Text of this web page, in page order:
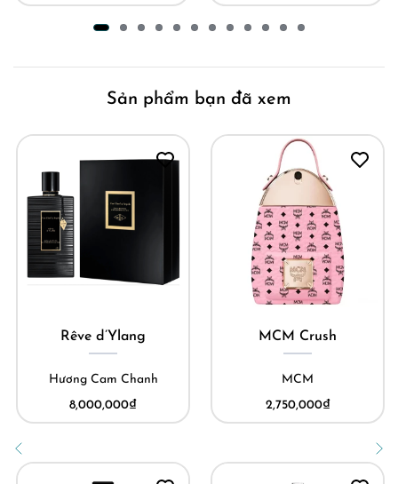
Sản phẩm bạn đã xem
Rêve d’Ylang
Hương Cam Chanh
8,000,000₫
MCM Crush
MCM
2,750,000₫